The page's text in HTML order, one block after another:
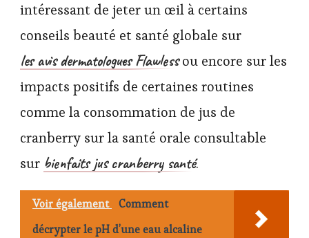
intéressant de jeter un œil à certains
conseils beauté et santé globale sur
les avis dermatologues Flawlessou encore sur les
impacts positifs de certaines routines
comme la consommation de jus de
cranberry sur la santé orale consultable
sur bienfaits jus cranberry santé.
Voir également
Comment
décrypter le pH d’une eau alcaline